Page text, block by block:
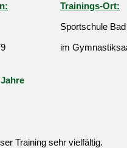
Trainings-Ort:
Sportschule
im
Training sehr vielfältig.